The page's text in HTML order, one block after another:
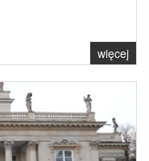
więcej